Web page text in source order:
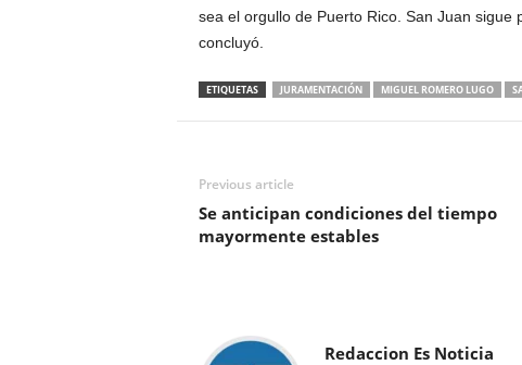
sea el orgullo de Puerto Rico. San Juan sigue
concluyó.
ETIQUETAS JURAMENTACIÓN MIGUEL ROMERO LUGO
Previous article
Se anticipan condiciones del tiempo
mayormente estables
Redaccion Es Noticia